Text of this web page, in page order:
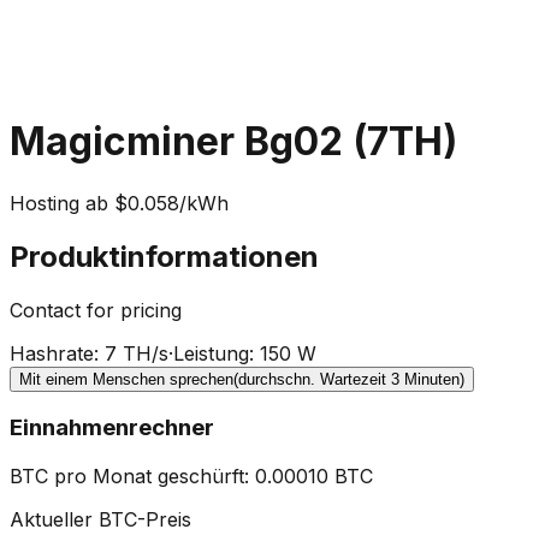
Magicminer Bg02 (7TH)
Hosting ab $0.058/kWh
Produktinformationen
Contact for pricing
Hashrate: 7 TH/s·Leistung: 150 W
Mit einem Menschen sprechen(durchschn. Wartezeit 3 Minuten)
Einnahmenrechner
BTC pro Monat geschürft: 0.00010 BTC
Aktueller BTC-Preis